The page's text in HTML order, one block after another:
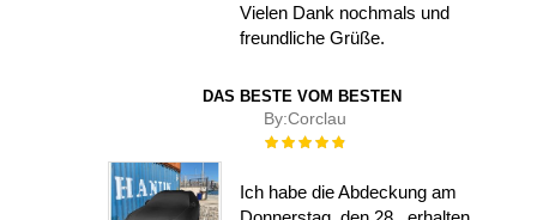
Vielen Dank nochmals und
freundliche Grüße.
DAS BESTE VOM BESTEN
By:Corclau
Rating:
Ich habe die Abdeckung am